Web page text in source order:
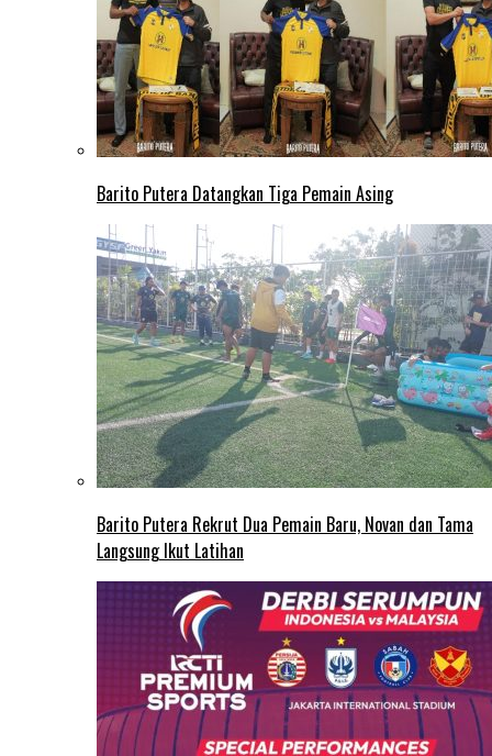
Barito Putera Datangkan Tiga Pemain Asing
Barito Putera Rekrut Dua Pemain Baru, Novan dan Tama
Langsung Ikut Latihan